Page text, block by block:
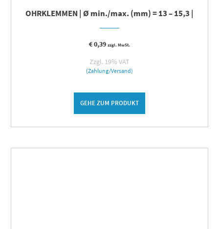
OHRKLEMMEN | Ø min./max. (mm) = 13 – 15,3 |
€0,39 zzgl. MwSt.
Zzgl. 19% VAT
(Zahlung/Versand)
GEHE ZUM PRODUKT